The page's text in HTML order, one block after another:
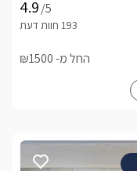
/5
החל מ- ₪1500